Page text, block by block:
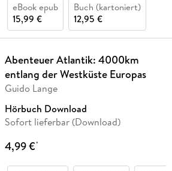
eBook epub
15,99 €
Buch (kartoniert)
12,95 €
Abenteuer Atlantik: 4000km
entlang der Westküste Europas
Guido Lange
Hörbuch Download
Sofort lieferbar (Download)
4,99 €*